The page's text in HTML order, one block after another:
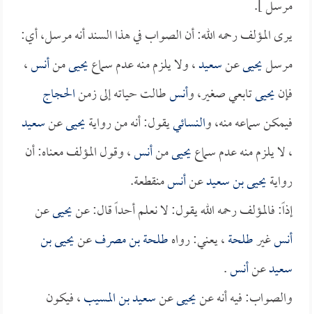
مرسل ].
يرى المؤلف رحمه الله: أن الصواب في هذا السند أنه مرسل، أي:
مرسليحيىعنسعيد، ولا يلزم منه عدم سماعيحيىمنأنس،
فإنيحيىتابعي صغير، وأنسطالت حياته إلى زمنالحجاج
فيمكن سماعه منه، والنسائييقول: أنه من روايةيحيىعنسعيد
، لا يلزم منه عدم سماعيحيىمنأنس، وقول المؤلف معناه: أن
روايةيحيى بن سعيدعنأنسمنقطعة.
إذاً: فالمؤلف رحمه الله يقول: لا نعلم أحداً قال: عنيحيىعن
أنسغيرطلحة، يعني: رواهطلحة بن مصرفعنيحيى بن
سعيدعنأنس.
والصواب: فيه أنه عنيحيىعنسعيد بن المسيب، فيكون